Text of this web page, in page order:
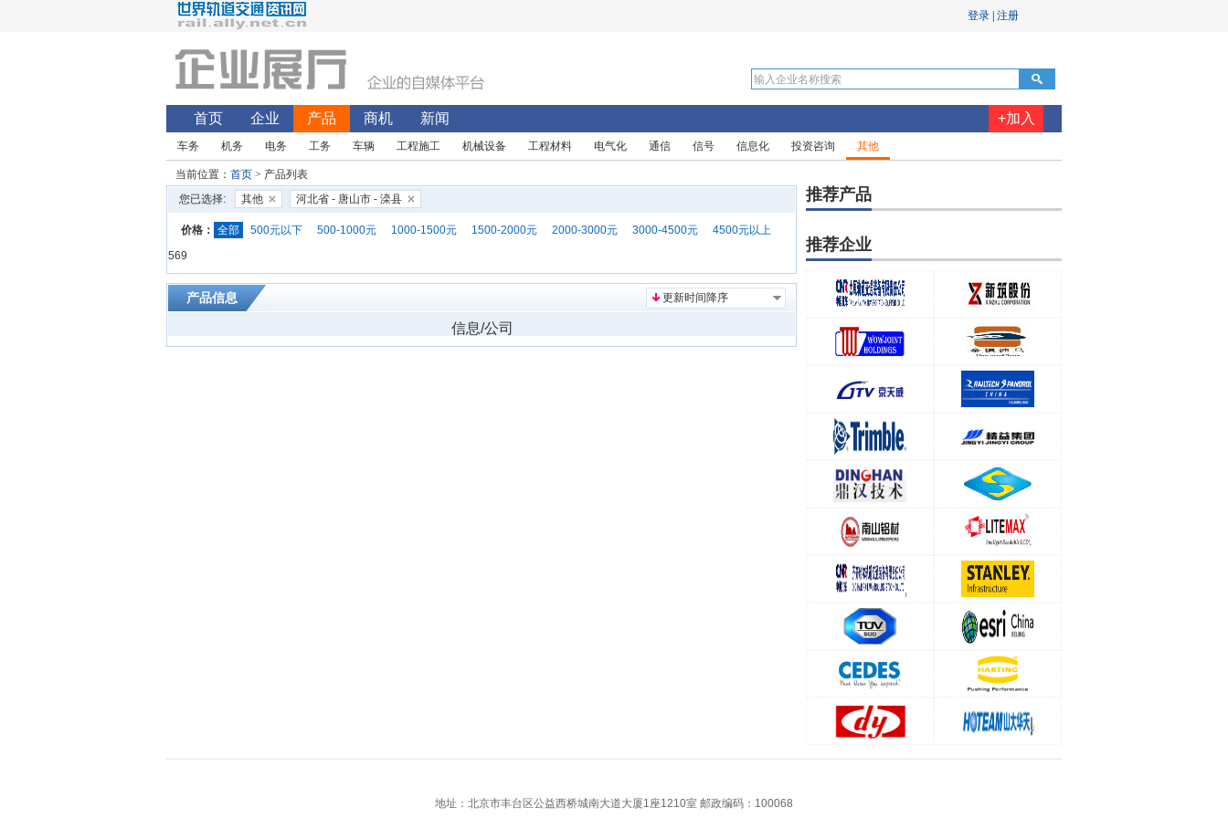
首页 企业 产品 商机 新闻 +加入
车务 机务 电务 工务 车辆 工程施工 机械设备 工程材料 电气化 通信 信号 信息化 投资咨询 其他
当前位置： 首页 > 产品列表
您已选择:
其他 河北省 - 唐山市 - 滦县
价格： 全部 500元以下 500-1000元 1000-1500元 1500-2000元 2000-3000元 3000-4500元
4500元以上
569
更新时间降序
产品信息
信息/公司
推荐产品
推荐企业
地址：北京市丰台区公益西桥城南大道大厦1座1210室 邮政编码：100068